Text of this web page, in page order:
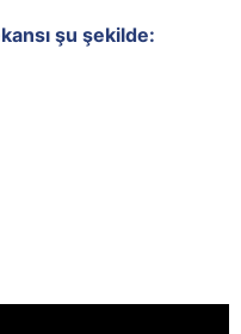
şu şekilde: